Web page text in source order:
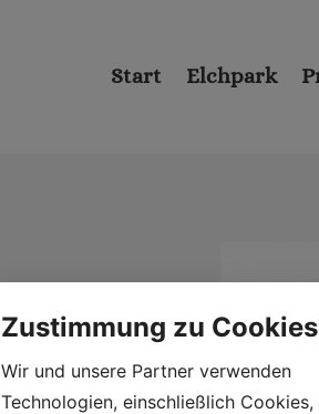
Start Elchpark
Zustimmung zu Cookies
Wir und unsere Partner verwenden
Technologien, einschließlich Cookies,